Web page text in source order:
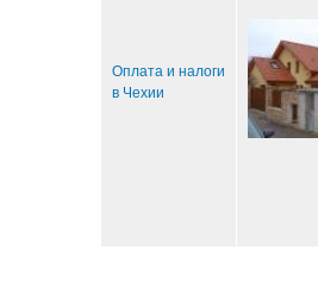
Оплата и налоги
в Чехии